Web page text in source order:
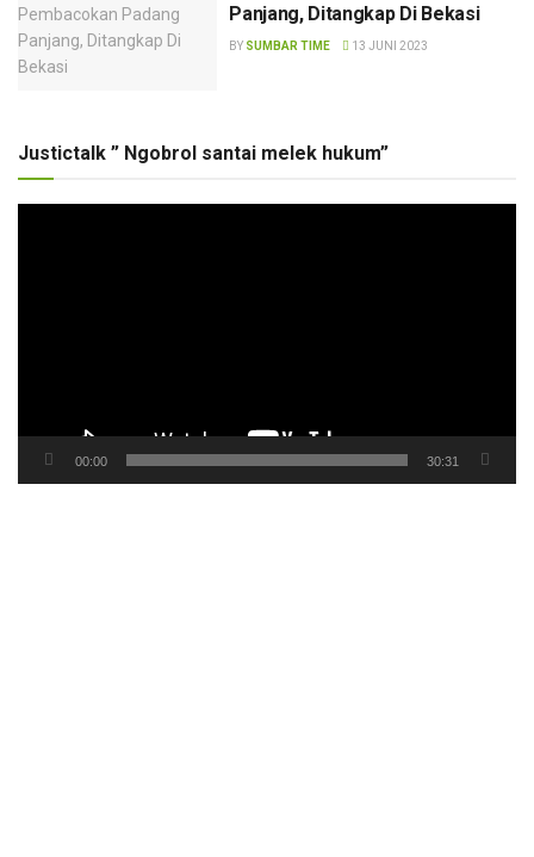
Panjang, Ditangkap Di Bekasi
BY SUMBAR TIME 13 JUNI 2023
Justictalk ” Ngobrol santai melek hukum”
00:00 30:31